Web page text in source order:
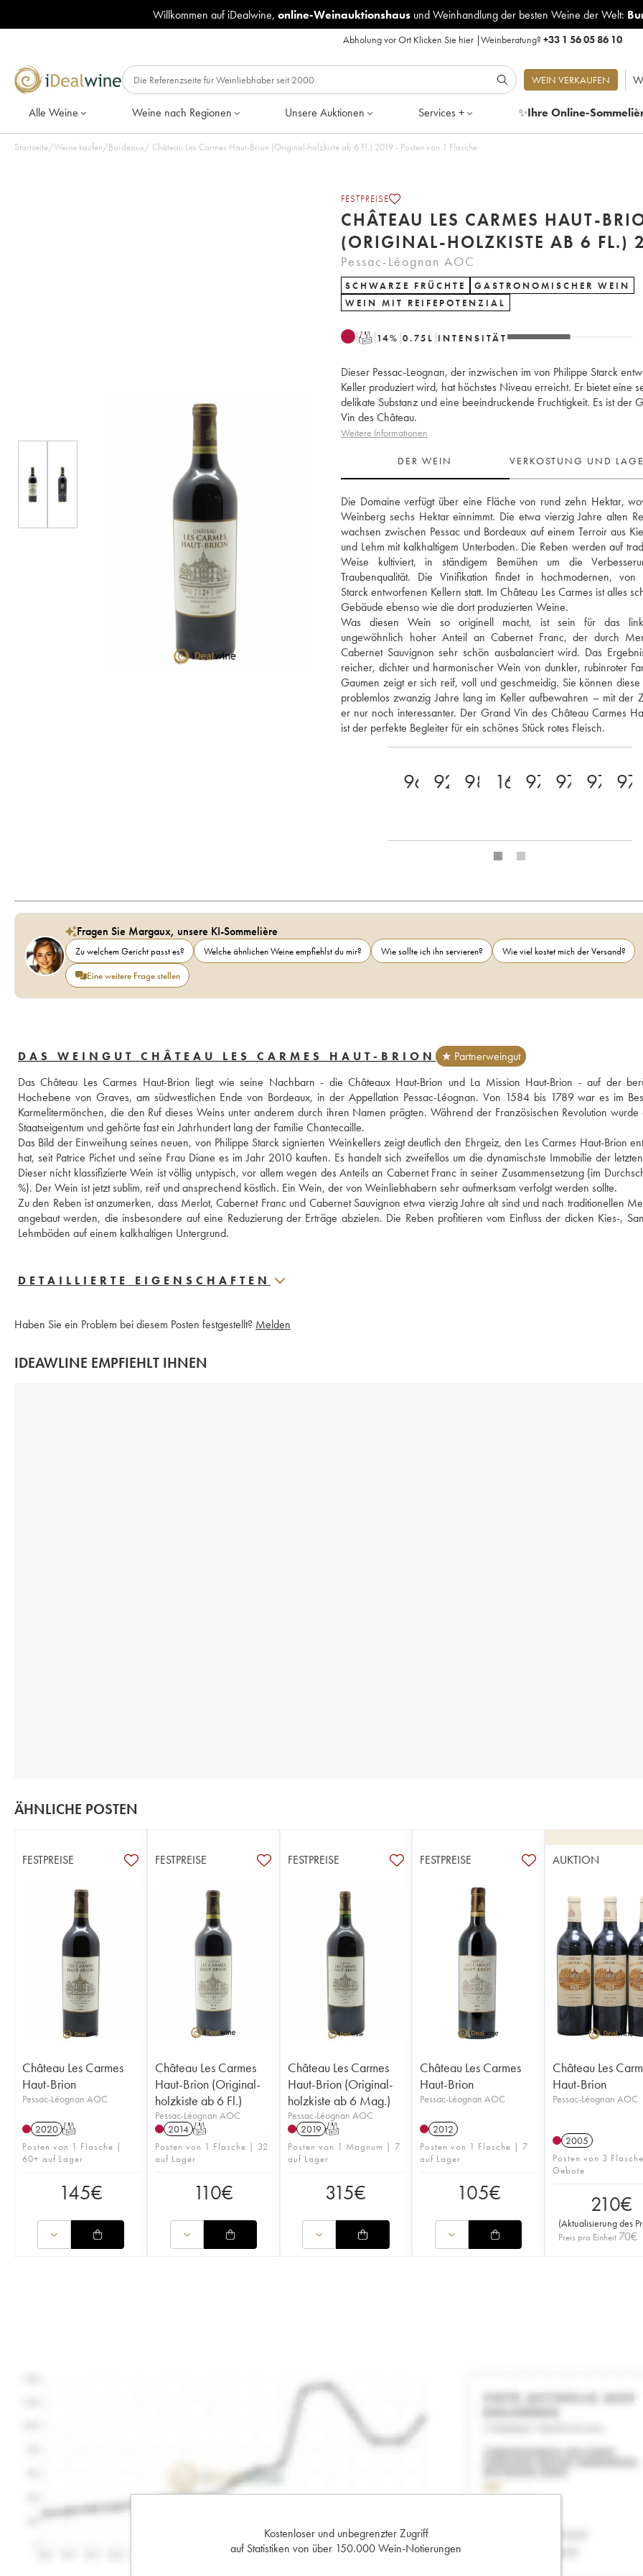
Willkommen auf iDealwine, online-Weinauktionshausund Weinhandlung der besten Weine der Welt:
Abholung vor Ort Klicken Sie hier|Weinberatung?+33 1 56 05 86 10
WEIN VERKAUFEN
Alle Weine Weine nach Regionen Unsere Auktionen Services + ✨Ihre Online-
Startseite/Weine kaufen/Bordeaux/ Château Les Carmes Haut-Brion (Original-holzkiste ab 6 Fl.) 2019 - Posten von 1 Flasche
FESTPREISE
CHÂTEAU LES CARMES HAUT-
(ORIGINAL-HOLZKISTE AB 6 FL.)
Pessac-Léognan AOC
SCHWARZE FRÜCHTE
GASTRONOMISCHER WEIN
WEIN MIT REIFEPOTENZIAL
T 14% 0.75 L INTENSITÄT
Dieser Pessac-Leognan, der inzwischen im von Philippe Starck
Keller produziert wird, hat höchstes Niveau erreicht. Er bietet eine
delikate Substanz und eine beeindruckende Fruchtigkeit. Es ist der
Vin des Château.
Weitere Informationen
DER WEIN VERKOSTUNG UND
Die Domaine verfügt über eine Fläche von rund zehn Hektar,
Weinberg sechs Hektar einnimmt. Die etwa vierzig Jahre alten
wachsen zwischen Pessac und Bordeaux auf einem Terroir aus
und Lehm mit kalkhaltigem Unterboden. Die Reben werden auf
Weise kultiviert, in ständigem Bemühen um die
Traubenqualität. Die Vinifikation findet in hochmodernen, von
Starck entworfenen Kellern statt. Im Château Les Carmes ist alles
Gebäude ebenso wie die dort produzierten Weine.
Was diesen Wein so originell macht, ist sein für das
ungewöhnlich hoher Anteil an Cabernet Franc, der durch
Cabernet Sauvignon sehr schön ausbalanciert wird. Das
reicher, dichter und harmonischer Wein von dunkler, rubinroter
Gaumen zeigt er sich reif, voll und geschmeidig. Sie können diese
problemlos zwanzig Jahre lang im Keller aufbewahren – mit der
er nur noch interessanter. Der Grand Vin des Château Carmes
ist der perfekte Begleiter für ein schönes Stück rotes Fleisch.
96 92 98 16 97 97 97+
Fragen Sie Margaux, unsere KI-Sommelière
Zu welchem Gericht passt es? Welche ähnlichen Weine empfiehlst du mir? Wie sollte ich ihn servieren?
Wie viel kostet mich der Versand?
Eine weitere Frage stellen
DAS WEINGUT CHÂTEAU LES CARMES HAUT-BRION
★ Partnerweingut
Das Château Les Carmes Haut-Brion liegt wie seine Nachbarn - die Châteaux Haut-Brion und La Mission Haut-Brion - auf der
Hochebene von Graves, am südwestlichen Ende von Bordeaux, in der Appellation Pessac-Léognan. Von 1584 bis 1789 war es im
Karmelitermönchen, die den Ruf dieses Weins unter anderem durch ihren Namen prägten. Während der Französischen Revolution wurde
Staatseigentum und gehörte fast ein Jahrhundert lang der Familie Chantecaille.
Das Bild der Einweihung seines neuen, von Philippe Starck signierten Weinkellers zeigt deutlich den Ehrgeiz, den Les Carmes Haut-Brion
hat, seit Patrice Pichet und seine Frau Diane es im Jahr 2010 kauften. Es handelt sich zweifellos um die dynamischste Immobilie der
Dieser nicht klassifizierte Wein ist völlig untypisch, vor allem wegen des Anteils an Cabernet Franc in seiner Zusammensetzung (im
%). Der Wein ist jetzt sublim, reif und ansprechend köstlich. Ein Wein, der von Weinliebhabern sehr aufmerksam verfolgt werden sollte.
Zu den Reben ist anzumerken, dass Merlot, Cabernet Franc und Cabernet Sauvignon etwa vierzig Jahre alt sind und nach traditionellen
angebaut werden, die insbesondere auf eine Reduzierung der Erträge abzielen. Die Reben profitieren vom Einfluss der dicken Kies-,
Lehmböden auf einem kalkhaltigen Untergrund.
DETAILLIERTE EIGENSCHAFTEN
Haben Sie ein Problem bei diesem Posten festgestellt? Melden
IDEAWLINE EMPFIEHLT IHNEN
ÄHNLICHE POSTEN
FESTPREISE
Château Les Carmes
Haut-Brion
Pessac-Léognan AOC
2020 T
Posten von 1 Flasche |
60+ auf Lager
145€
FESTPREISE
Château Les Carmes
Haut-Brion (Original-
holzkiste ab 6 Fl.)
Pessac-Léognan AOC
2014 T
Posten von 1 Flasche | 32
auf Lager
110€
FESTPREISE
Château Les Carmes
Haut-Brion (Original-
holzkiste ab 6 Mag.)
Pessac-Léognan AOC
2019 T
Posten von 1 Magnum | 7
auf Lager
315€
FESTPREISE
Château Les Carmes
Haut-Brion
Pessac-Léognan AOC
2012
Posten von 1 Flasche | 7
auf Lager
105€
AUKTION
Château Les
Haut-Brion
Pessac-Léognan AOC
2005
Posten von 3
Gebote
210€
(Aktualisierung des
Preis pro Einheit 70€
Kostenloser und unbegrenzter Zugriff
auf Statistiken von über 150.000 Wein-Notierungen